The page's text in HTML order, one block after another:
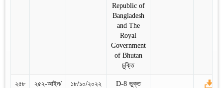
Republic of
Bangladesh
and The
Royal
Government
of Bhutan
চুক্তি
২৫৮
২৫২-আইন/
১৮/১০/২০২২
D-8 ভুক্ত